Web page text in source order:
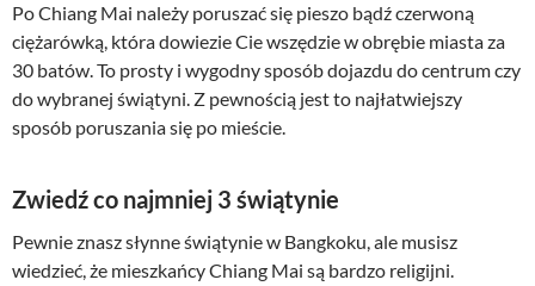
Po Chiang Mai należy poruszać się pieszo bądź czerwoną
ciężarówką, która dowiezie Cie wszędzie w obrębie miasta za
30 batów. To prosty i wygodny sposób dojazdu do centrum czy
do wybranej świątyni. Z pewnością jest to najłatwiejszy
sposób poruszania się po mieście.
Zwiedź co najmniej 3 świątynie
Pewnie znasz słynne świątynie w Bangkoku, ale musisz
wiedzieć, że mieszkańcy Chiang Mai są bardzo religijni.